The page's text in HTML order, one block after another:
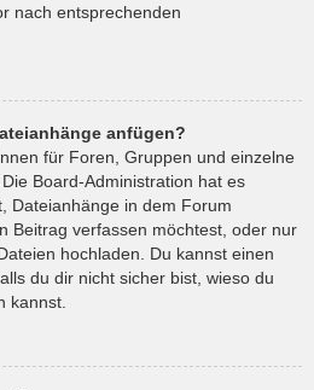
nach entsprechenden
anfügen?
für Foren, Gruppen und einzelne
Board-Administration hat es
Dateianhänge in dem Forum
Beitrag verfassen möchtest, oder nur
hochladen. Du kannst einen
du dir nicht sicher bist, wieso du
kannst.